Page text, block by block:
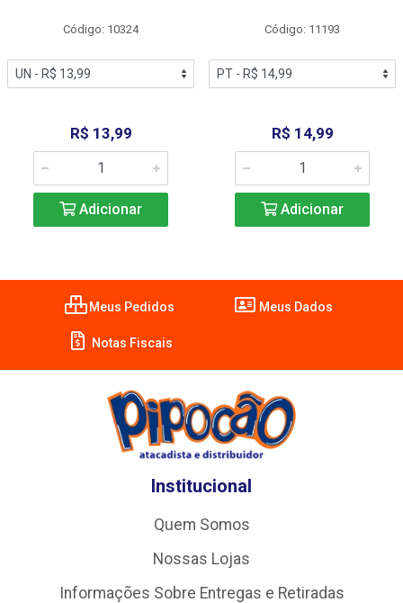
Código: 10324
R$ 13,99
Adicionar
Código: 11193
R$ 14,99
Adicionar
Meus Pedidos Meus Dados
Notas Fiscais
Institucional
Quem Somos
Nossas Lojas
Informações Sobre Entregas e Retiradas